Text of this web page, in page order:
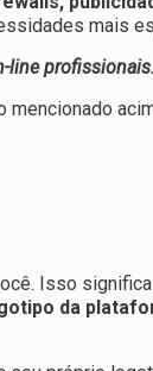
mais
line profissionais.
Isso
da